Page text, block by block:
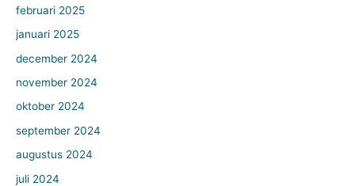
februari 2025
januari 2025
december 2024
november 2024
oktober 2024
september 2024
augustus 2024
juli 2024